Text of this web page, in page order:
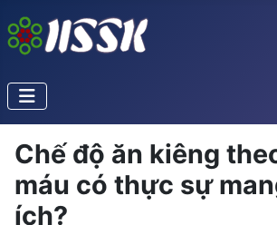
Chế độ ăn kiêng
máu có thực sự
ích?